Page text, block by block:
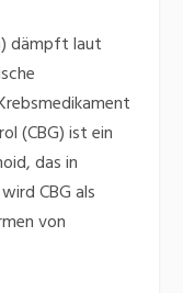
dämpft laut
(CBG) ist ein
das in
CBG als
von